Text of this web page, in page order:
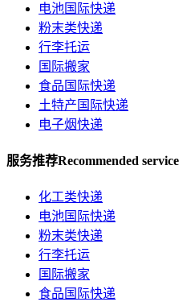
电池国际快递
粉末类快递
行李托运
国际搬家
食品国际快递
土特产国际快递
电子烟快递
服务推荐Recommended service
化工类快递
电池国际快递
粉末类快递
行李托运
国际搬家
食品国际快递